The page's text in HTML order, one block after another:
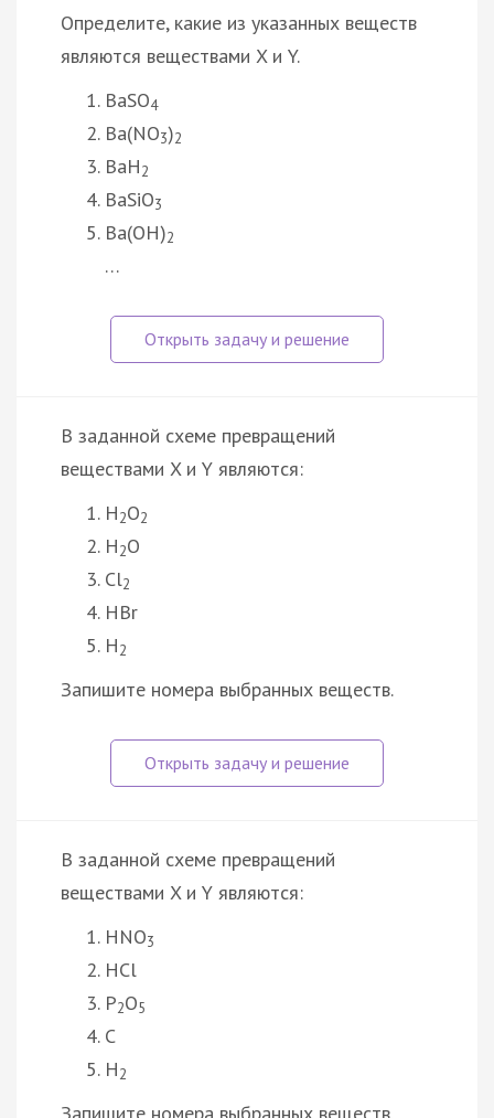
Определите, какие из указанных веществ
являются веществами X и Y.
BaSO4
Ba(NO3)2
BaH2
BaSiO3
Ba(OH)2
…
В заданной схеме превращений
веществами X и Y являются:
H2O2
H2O
Cl2
HBr
H2
Запишите номера выбранных веществ.
В заданной схеме превращений
веществами X и Y являются:
HNO3
HCl
P2O5
C
H2
Запишите номера выбранных веществ.